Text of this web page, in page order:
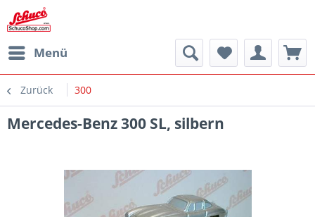
Menü
Zurück 300
Mercedes-Benz 300 SL, silbern